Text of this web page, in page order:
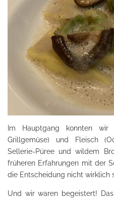
Im Hauptgang konnten wir
Grillgemüse) und Fleisch
Sellerie-Püree und wildem
früheren Erfahrungen mit der
die Entscheidung nicht wirklich
Und wir waren begeistert!